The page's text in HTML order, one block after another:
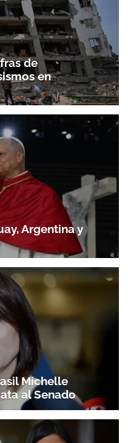
de
en
Argentina y
Michelle
al Senado